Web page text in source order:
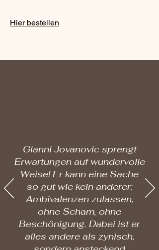
Hier bestellen
Gianni Jovanovic sprengt
Erwartungen auf wundervolle
Weise! Er kann eine Sache
so gut wie kein anderer:
Ambivalenzen zulassen,
ohne Scham, ohne
Beschönigung. Dabei ist er
alles andere als zynisch,